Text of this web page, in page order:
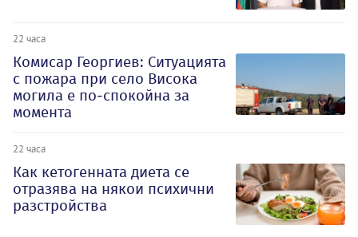
22 часа
Комисар Георгиев: Ситуацията
с пожара при село Висока
могила е по-спокойна за
момента
22 часа
Как кетогенната диета се
отразява на някои психични
разстройства